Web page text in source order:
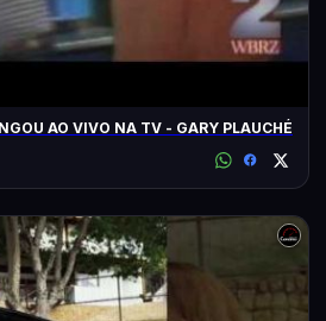
AO VIVO NA TV - GARY PLAUCHÉ